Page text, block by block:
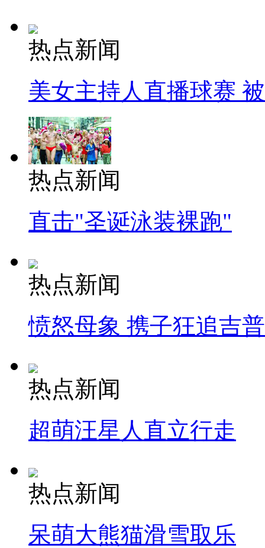
热点新闻
美女主持人直播球赛
热点新闻
直击"圣诞泳装裸跑"
热点新闻
愤怒母象 携子狂追吉
热点新闻
超萌汪星人直立行走
热点新闻
呆萌大熊猫滑雪取乐